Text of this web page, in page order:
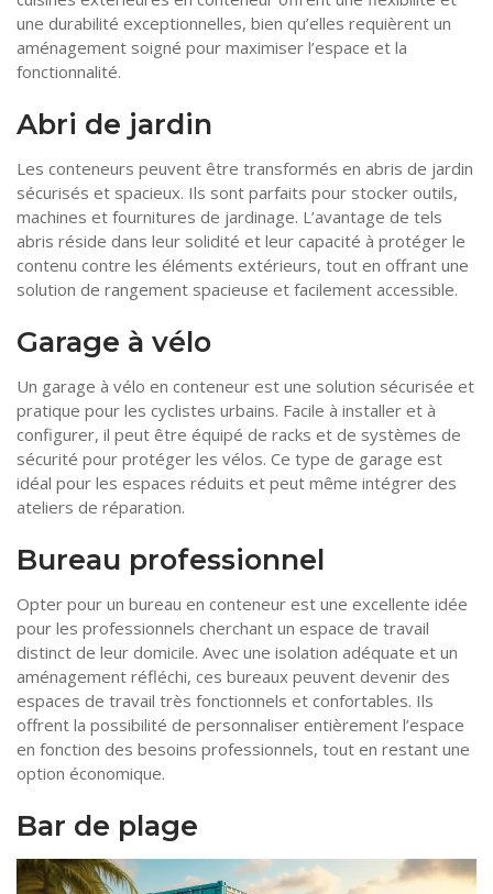
une durabilité exceptionnelles, bien qu’elles requièrent un
aménagement soigné pour maximiser l’espace et la
fonctionnalité.
Abri de jardin
Les conteneurs peuvent être transformés en abris de jardin
sécurisés et spacieux. Ils sont parfaits pour stocker outils,
machines et fournitures de jardinage. L’avantage de tels
abris réside dans leur solidité et leur capacité à protéger le
contenu contre les éléments extérieurs, tout en offrant une
solution de rangement spacieuse et facilement accessible.
Garage à vélo
Un garage à vélo en conteneur est une solution sécurisée et
pratique pour les cyclistes urbains. Facile à installer et à
configurer, il peut être équipé de racks et de systèmes de
sécurité pour protéger les vélos. Ce type de garage est
idéal pour les espaces réduits et peut même intégrer des
ateliers de réparation.
Bureau professionnel
Opter pour un bureau en conteneur est une excellente idée
pour les professionnels cherchant un espace de travail
distinct de leur domicile. Avec une isolation adéquate et un
aménagement réfléchi, ces bureaux peuvent devenir des
espaces de travail très fonctionnels et confortables. Ils
offrent la possibilité de personnaliser entièrement l’espace
en fonction des besoins professionnels, tout en restant une
option économique.
Bar de plage